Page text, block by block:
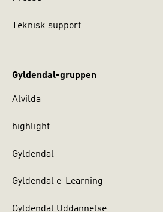
Teknisk support
Gyldendal-gruppen
Alvilda
highlight
Gyldendal
Gyldendal e-Learning
Gyldendal Uddannelse